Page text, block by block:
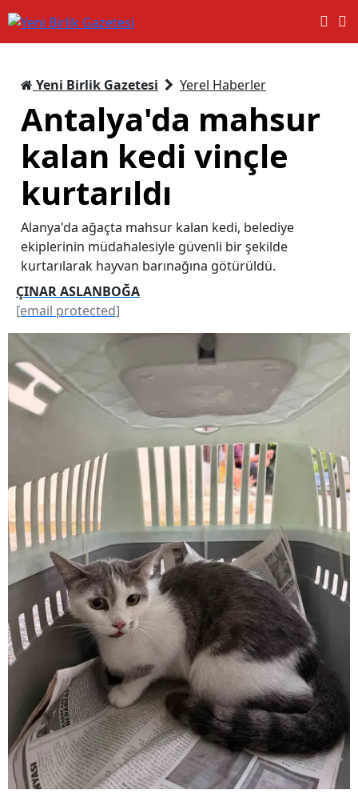
Yeni Birlik Gazetesi Yerel Haberler
Antalya'da mahsur
kalan kedi vinçle
kurtarıldı
Alanya'da ağaçta mahsur kalan kedi, belediye
ekiplerinin müdahalesiyle güvenli bir şekilde
kurtarılarak hayvan barınağına götürüldü.
ÇINAR ASLANBOĞA
[email protected]